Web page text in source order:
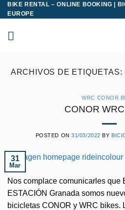
Saltar
al
contenido
BIKE RENTAL – ONLINE BOOKING |
EUROPE
ARCHIVOS DE ETIQUETAS:
WRC CONOR
CONOR
POSTED ON31/03/2022 BY
31
Mar
Nos complace comunicarles que
ESTACIÓN Granada somos
bicicletas CONOR y WRC bikes.